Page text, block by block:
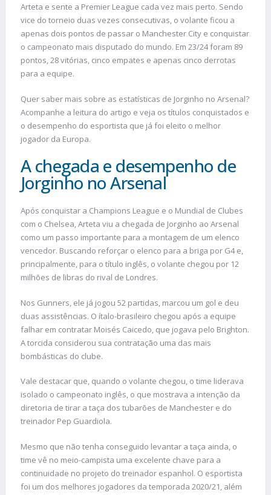
Arteta e sente a Premier League cada vez mais perto. Sendo
vice do torneio duas vezes consecutivas, o volante ficou a
apenas dois pontos de passar o Manchester City e conquistar
o campeonato mais disputado do mundo. Em 23/24 foram 89
pontos, 28 vitórias, cinco empates e apenas cinco derrotas
para a equipe.
Quer saber mais sobre as estatísticas de Jorginho no Arsenal?
Acompanhe a leitura do artigo e veja os títulos conquistados e
o desempenho do esportista que já foi eleito o melhor
jogador da Europa.
A chegada e desempenho de
Jorginho no Arsenal
Após conquistar a Champions League e o Mundial de Clubes
com o Chelsea, Arteta viu a chegada de Jorginho ao Arsenal
como um passo importante para a montagem de um elenco
vencedor. Buscando reforçar o elenco para a briga por G4 e,
principalmente, para o título inglês, o volante chegou por 12
milhões de libras do rival de Londres.
Nos Gunners, ele já jogou 52 partidas, marcou um gol e deu
duas assistências. O ítalo-brasileiro chegou após a equipe
falhar em contratar Moisés Caicedo, que jogava pelo Brighton.
A torcida considerou sua contratação uma das mais
bombásticas do clube.
Vale destacar que, quando o volante chegou, o time liderava
isolado o campeonato inglês, o que mostrava a intenção da
diretoria de tirar a taça dos tubarões de Manchester e do
treinador Pep Guardiola.
Mesmo que não tenha conseguido levantar a taça ainda, o
time vê no meio-campista uma excelente chave para a
continuidade no projeto do treinador espanhol. O esportista
foi um dos melhores jogadores da temporada 2020/21, além